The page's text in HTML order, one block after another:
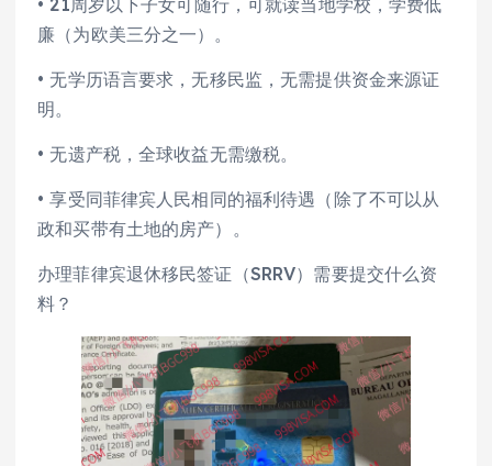
廉（为欧美三分之一）。
• 无学历语言要求，无移民监，无需提供资金来源证
明。
• 无遗产税，全球收益无需缴税。
• 享受同菲律宾人民相同的福利待遇（除了不可以从
政和买带有土地的房产）。
办理菲律宾退休移民签证（SRRV）需要提交什么资
料？